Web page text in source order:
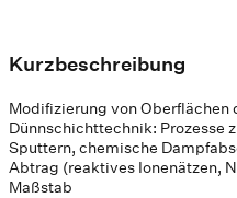
Kurzbeschreibung
Modifizierung von
Dünnschichttechnik: Prozesse
Sputtern, chemische
Abtrag (reaktives Ionenätzen,
Maßstab